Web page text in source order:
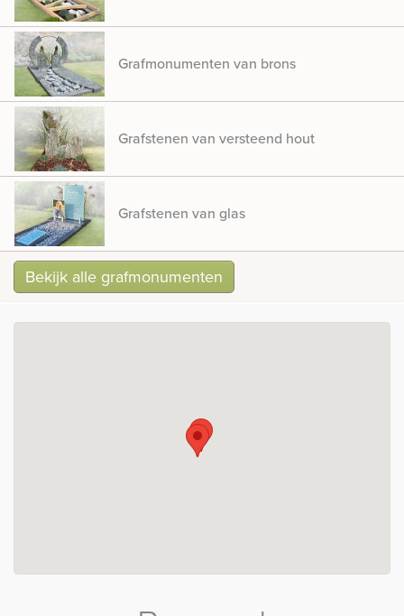
Grafmonumenten van brons
Grafstenen van versteend hout
Grafstenen van glas
Bekijk alle grafmonumenten